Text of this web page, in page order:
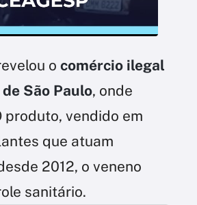
o comércio ilegal
São Paulo, onde
produto, vendido em
que atuam
2012, o veneno
sanitário.